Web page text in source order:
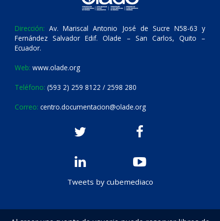
Dirección: Av. Mariscal Antonio José de Sucre N58-63 y
Fernández Salvador Edif. Olade – San Carlos, Quito –
Ecuador.
Web: www.olade.org
Teléfono: (593 2) 259 8122 / 2598 280
Correo: centro.documentacion@olade.org
Tweets by cubemediaco